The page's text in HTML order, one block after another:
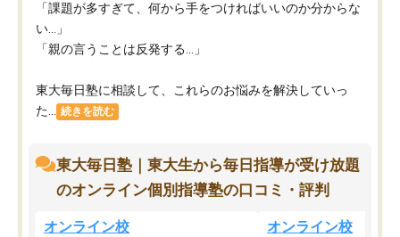
「課題が多すぎて、何から手をつければいいのか分からな
い…」
「親の言うことは反発する…」
東大毎日塾に相談して、これらのお悩みを解決していっ
た...
続きを読む
東大毎日塾｜東大生から毎日指導が受け放題
のオンライン個別指導塾の口コミ・評判
オンライン校 オンライン校